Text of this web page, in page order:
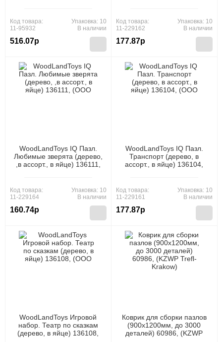
Код товара:
11-95932
516.07р
Упаковка: 10
В наличии
Код товара:
11-229162
177.87р
Упаковка: 10
В наличии
WoodLandToys IQ Пазл.
Любимые зверята (дерево,
,в ассорт., в яйце) 136111,
Код товара:
11-229164
160.74р
Упаковка: 10
В наличии
WoodLandToys IQ Пазл.
Транспорт (дерево, в
ассорт., в яйце) 136104,
Код товара:
11-229161
177.87р
Упаковка: 10
В наличии
WoodLandToys Игровой
набор. Театр по сказкам
(дерево, в яйце) 136108,
Коврик для сборки пазлов
(900x1200мм, до 3000
деталей) 60986, (KZWP